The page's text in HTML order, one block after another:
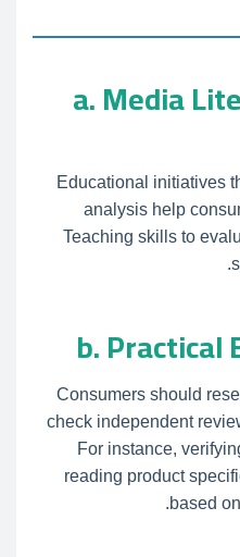
a. Media
Educational initiatives
analysis help
Teaching skills to
b. Practical
Consumers should
check independent
For instance,
reading product
based